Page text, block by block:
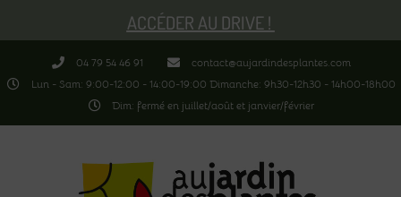
ACCÉDER AU DRIVE !
04 79 54 46 91
contact@aujardindesplantes.com
Lun - Sam: 9:00-12:00 - 14:00-19:00 Dimanche: 9h30-12h30 - 14h00-18h00
Dim: fermé en juillet/août et janvier/février